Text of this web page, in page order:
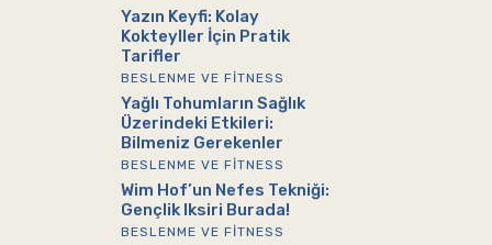
Yazın Keyfi: Kolay
Kokteyller İçin Pratik
Tarifler
BESLENME VE FITNESS
Yağlı Tohumların Sağlık
Üzerindeki Etkileri:
Bilmeniz Gerekenler
BESLENME VE FITNESS
Wim Hof’un Nefes Tekniği:
Gençlik Iksiri Burada!
BESLENME VE FITNESS